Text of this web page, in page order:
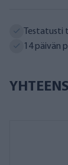
Testatusti
14 päivän